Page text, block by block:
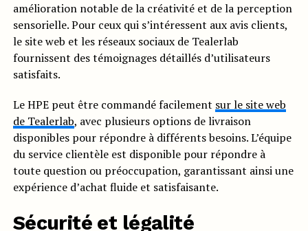
amélioration notable de la créativité et de la perception
sensorielle. Pour ceux qui s’intéressent aux avis clients,
le site web et les réseaux sociaux de Tealerlab
fournissent des témoignages détaillés d’utilisateurs
satisfaits.
Le HPE peut être commandé facilement sur le site web
de Tealerlab, avec plusieurs options de livraison
disponibles pour répondre à différents besoins. L’équipe
du service clientèle est disponible pour répondre à
toute question ou préoccupation, garantissant ainsi une
expérience d’achat fluide et satisfaisante.
Sécurité et légalité